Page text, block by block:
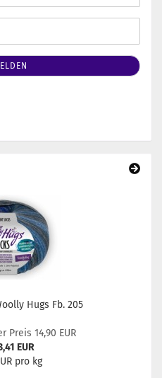
Hugs Fb. 205
Preis 14,90 EUR
EUR
pro kg